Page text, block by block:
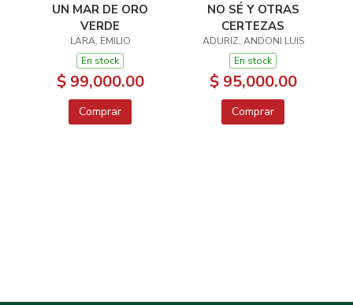
UN MAR DE ORO
VERDE
LARA, EMILIO
En stock
$ 99,000.00
Comprar
NO SÉ Y OTRAS
CERTEZAS
ADURIZ, ANDONI LUIS
En stock
$ 95,000.00
Comprar